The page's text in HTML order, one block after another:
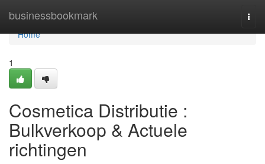
businessbookmark
Home
Home
1
Cosmetica Distributie :
Bulkverkoop & Actuele
richtingen